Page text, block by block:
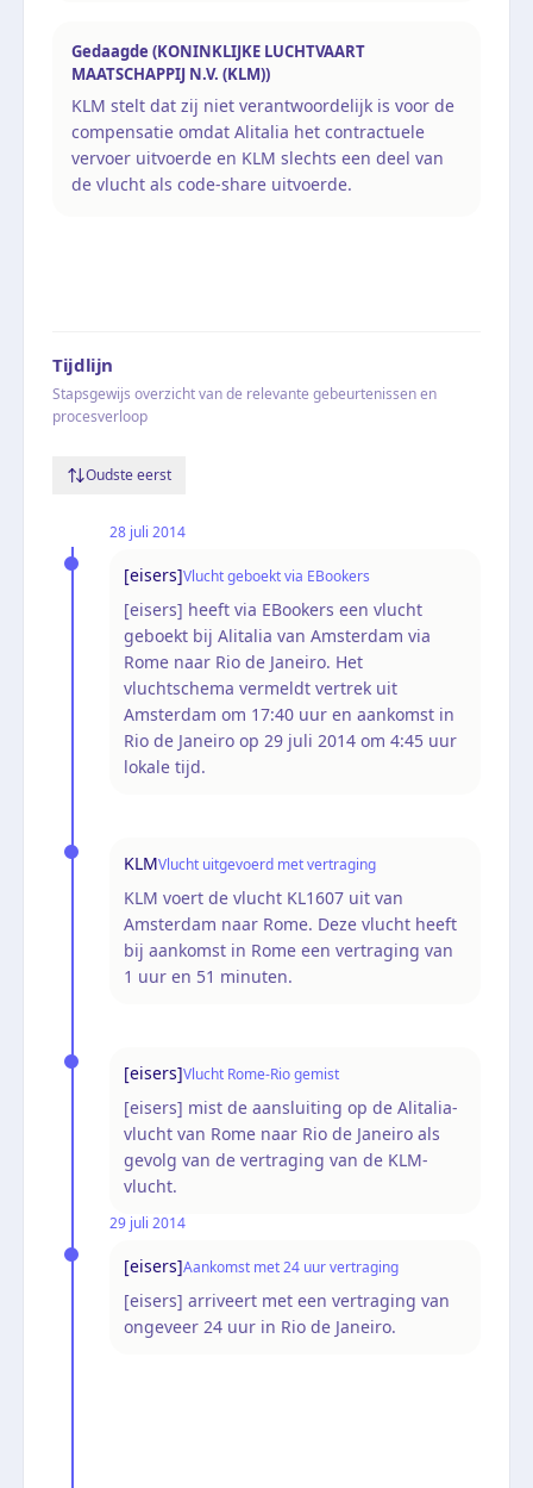
Gedaagde (KONINKLIJKE LUCHTVAART
MAATSCHAPPIJ N.V. (KLM))
KLM stelt dat zij niet verantwoordelijk is voor de
compensatie omdat Alitalia het contractuele
vervoer uitvoerde en KLM slechts een deel van
de vlucht als code-share uitvoerde.
Tijdlijn
Stapsgewijs overzicht van de relevante gebeurtenissen en
procesverloop
Oudste eerst
28 juli 2014
[eisers]Vlucht geboekt via EBookers
[eisers] heeft via EBookers een vlucht
geboekt bij Alitalia van Amsterdam via
Rome naar Rio de Janeiro. Het
vluchtschema vermeldt vertrek uit
Amsterdam om 17:40 uur en aankomst in
Rio de Janeiro op 29 juli 2014 om 4:45 uur
lokale tijd.
KLMVlucht uitgevoerd met vertraging
KLM voert de vlucht KL1607 uit van
Amsterdam naar Rome. Deze vlucht heeft
bij aankomst in Rome een vertraging van
1 uur en 51 minuten.
[eisers]Vlucht Rome-Rio gemist
[eisers] mist de aansluiting op de Alitalia-
vlucht van Rome naar Rio de Janeiro als
gevolg van de vertraging van de KLM-
vlucht.
29 juli 2014
[eisers]Aankomst met 24 uur vertraging
[eisers] arriveert met een vertraging van
ongeveer 24 uur in Rio de Janeiro.